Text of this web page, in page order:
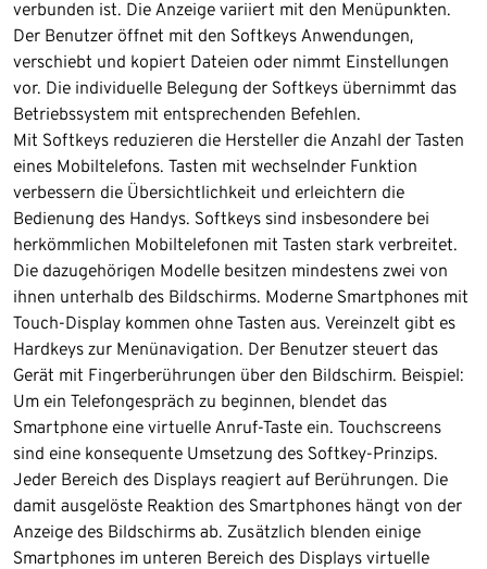
verbunden ist. Die Anzeige variiert mit den Menüpunkten.
Der Benutzer öffnet mit den Softkeys Anwendungen,
verschiebt und kopiert Dateien oder nimmt Einstellungen
vor. Die individuelle Belegung der Softkeys übernimmt das
Betriebssystem mit entsprechenden Befehlen.
Mit Softkeys reduzieren die Hersteller die Anzahl der Tasten
eines Mobiltelefons. Tasten mit wechselnder Funktion
verbessern die Übersichtlichkeit und erleichtern die
Bedienung des Handys. Softkeys sind insbesondere bei
herkömmlichen Mobiltelefonen mit Tasten stark verbreitet.
Die dazugehörigen Modelle besitzen mindestens zwei von
ihnen unterhalb des Bildschirms. Moderne Smartphones mit
Touch-Display kommen ohne Tasten aus. Vereinzelt gibt es
Hardkeys zur Menünavigation. Der Benutzer steuert das
Gerät mit Fingerberührungen über den Bildschirm. Beispiel:
Um ein Telefongespräch zu beginnen, blendet das
Smartphone eine virtuelle Anruf-Taste ein. Touchscreens
sind eine konsequente Umsetzung des Softkey-Prinzips.
Jeder Bereich des Displays reagiert auf Berührungen. Die
damit ausgelöste Reaktion des Smartphones hängt von der
Anzeige des Bildschirms ab. Zusätzlich blenden einige
Smartphones im unteren Bereich des Displays virtuelle